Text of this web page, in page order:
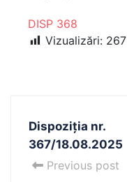
DISP 368
Vizualizări: 267
Dispoziția nr.
367/18.08.2025
Previous post